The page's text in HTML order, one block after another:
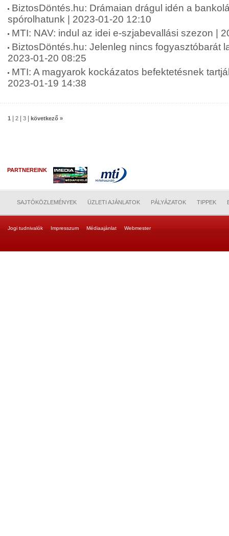
BiztosDöntés.hu: Drámaian drágul idén a
spórolhatunk | 2023-01-20 12:10
MTI: NAV: indul az idei e-szjabevallási szezon |
BiztosDöntés.hu: Jelenleg nincs fogyasztóbarát
2023-01-20 08:25
MTI: A magyarok kockázatos befektetésnek
2023-01-19 14:38
1 2 3 következő »
PARTNEREINK
SAJTÓKÖZLEMÉNYEK ÜZLETI AJÁNLATOK PÁLYÁZATOK TIPPEK
Jogi tudnivalók Impresszum Médiaajánlat Webmester